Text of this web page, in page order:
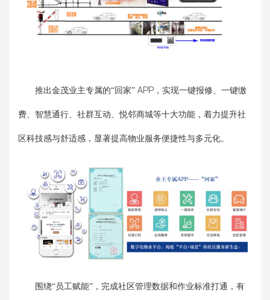
推出金茂业主专属的“回家” APP，实现一键报修、一键缴
费、智慧通行、社群互动、悦邻商城等十大功能，着力提升社
区科技感与舒适感，显著提高物业服务便捷性与多元化。
围绕“员工赋能”，完成社区管理数据和作业标准打通，有